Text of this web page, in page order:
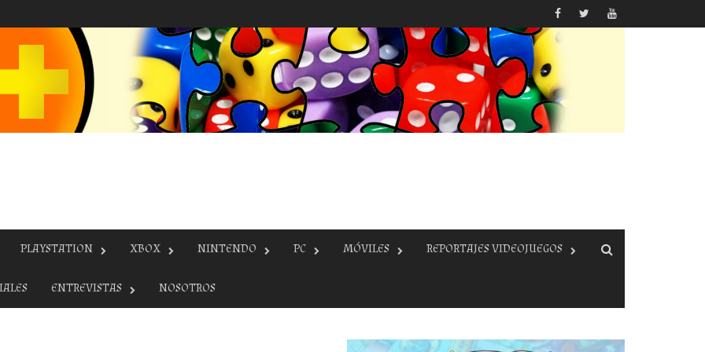
PLAYSTATION XBOX NINTENDO PC MÓVILES REPORTAJES VIDEOJUEGOS
ENTREVISTAS NOSOTROS